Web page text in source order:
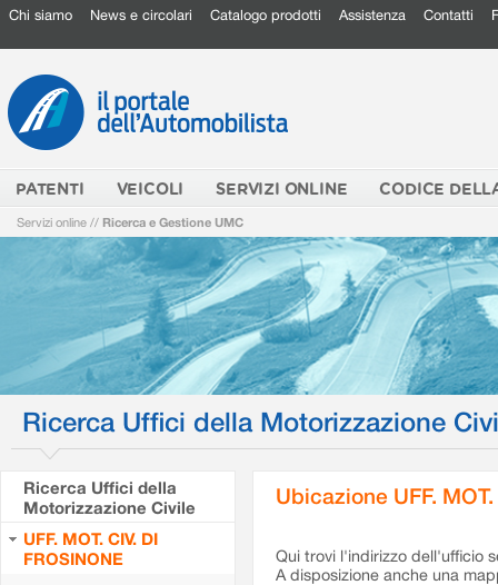
Chi siamo News e circolari Catalogo prodotti Assistenza Contatti
PATENTI VEICOLI SERVIZI ONLINE CODICE
Servizi online // Ricerca e Gestione UMC
Ricerca Uffici della Motorizzazione
Ricerca Uffici della
Motorizzazione Civile
UFF. MOT. CIV. DI
FROSINONE
Ubicazione UFF.
Qui trovi l'indirizzo dell'ufficio
A disposizione anche una